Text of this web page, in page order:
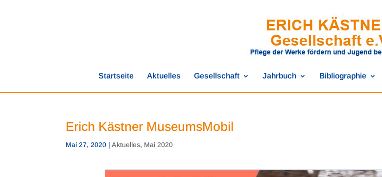
Startseite Aktuelles Gesellschaft Jahrbuch Bibliographie
Erich Kästner MuseumsMobil
Mai 27, 2020 |Aktuelles, Mai 2020